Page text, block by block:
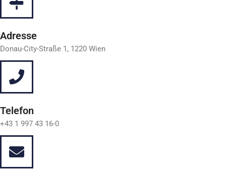
Adresse
Donau-City-Straße 1, 1220 Wien
Telefon
+43 1 997 43 16-0